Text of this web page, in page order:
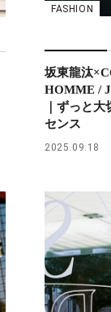
FASHION
坂東龍汰
HOMME /
｜ずっと
センス
2025.09.18